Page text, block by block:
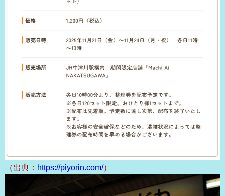
（出典： https://piyorin.com/）